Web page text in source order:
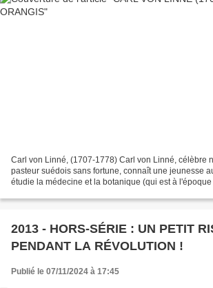
Carl von Linné, (1707-1778) Carl von Linné, célèbre
pasteur suédois sans fortune, connaît une jeunesse
étudie la médecine et la botanique (qui est à
2013 - HORS-SÉRIE : UN PETIT
PENDANT LA RÉVOLUTION !
Publié le 07/11/2024 à 17:45